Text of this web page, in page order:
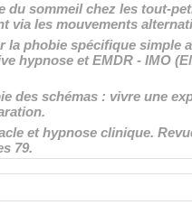
du sommeil chez les tout-
via les mouvements
la phobie spécifique simple
hypnose et EMDR - IMO
des schémas : vivre une
et hypnose clinique.
79.